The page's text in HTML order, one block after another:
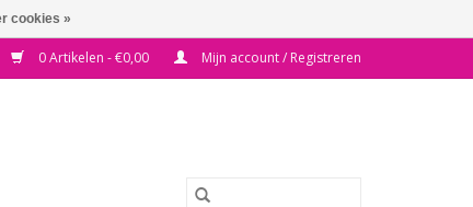
0 Artikelen - €0,00 Mijn account / Registreren
cookies »